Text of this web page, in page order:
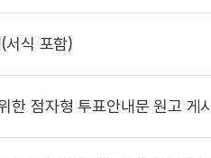
서식 포함)
한 점자형 투표안내문 원고 게